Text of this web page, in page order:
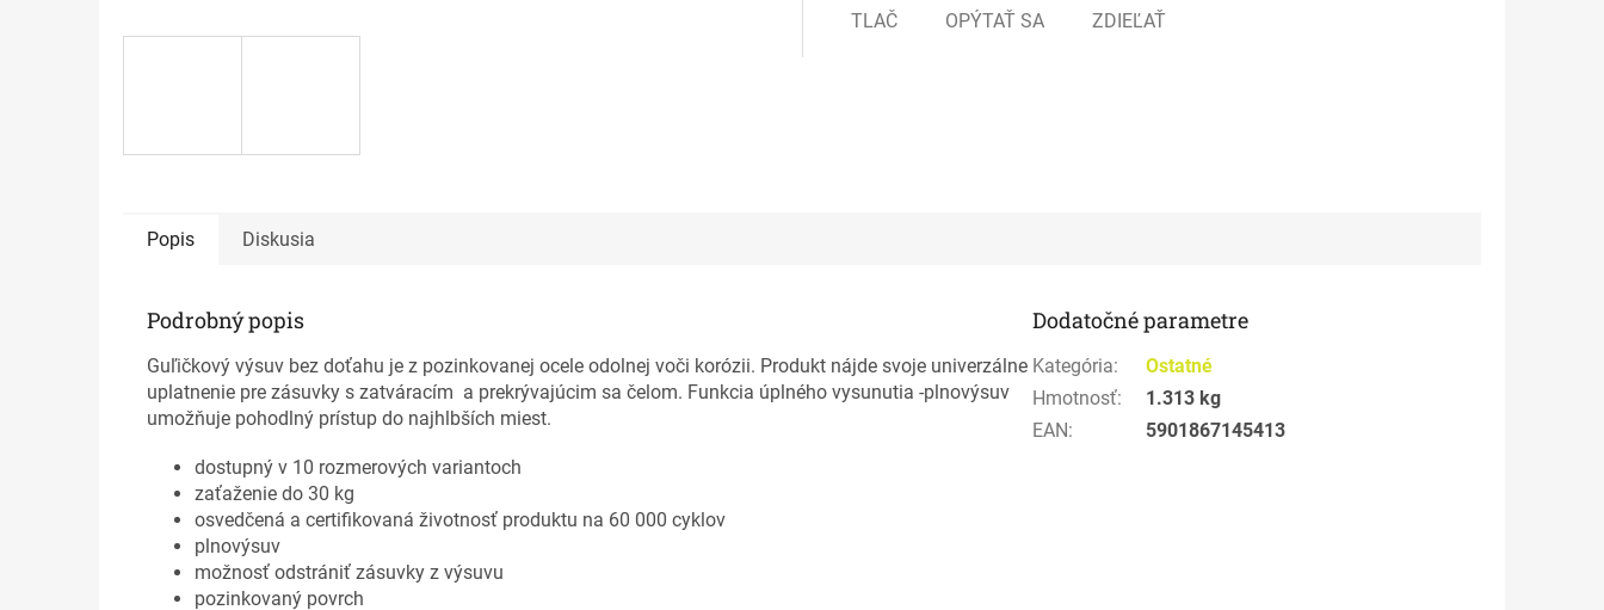
TLAČ OPÝTAŤ SA ZDIEĽAŤ
Popis Diskusia
Podrobný popis
Guľičkový výsuv bez doťahu je z pozinkovanej ocele odolnej voči korózii. Produkt nájde svoje univerzálne
uplatnenie pre zásuvky s zatváracím a prekrývajúcim sa čelom. Funkcia úplného vysunutia -plnovýsuv
umožňuje pohodlný prístup do najhlbších miest.
dostupný v 10 rozmerových variantoch
zaťaženie do 30 kg
osvedčená a certifikovaná životnosť produktu na 60 000 cyklov
plnovýsuv
možnosť odstrániť zásuvky z výsuvu
pozinkovaný povrch
Dodatočné parametre
Kategória:
Ostatné
Hmotnosť:
1.313 kg
EAN: 5901867145413